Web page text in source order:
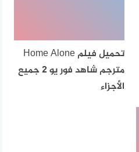
تحميل فيلم Home Alone
مترجم شاهد فور يو 2 جميع
الأجزاء